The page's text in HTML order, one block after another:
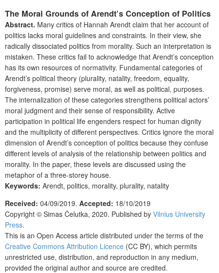
The Moral Grounds of Arendt’s Conception of Politics
Abstract. Many critics of Hannah Arendt claim that her account of
politics lacks moral guidelines and constraints. In their view, she
radically dissociated politics from morality. Such an interpretation is
mistaken. These critics fail to acknowledge that Arendt’s conception
has its own resources of normativity. Fundamental categories of
Arendt’s political theory (plurality, natality, freedom, equality,
forgiveness, promise) serve moral, as well as political, purposes.
The internalization of these categories strengthens political actors’
moral judgment and their sense of responsibility. Active
participation in political life engenders respect for human dignity
and the multiplicity of different perspectives. Critics ignore the moral
dimension of Arendt’s conception of politics because they confuse
different levels of analysis of the relationship between politics and
morality. In the paper, these levels are discussed using the
metaphor of a three-storey house.
Keywords: Arendt, politics, morality, plurality, natality
Received: 04/09/2019. Accepted: 18/10/2019
Copyright © Simas Čelutka, 2020. Published by Vilnius University
Press.
This is an Open Access article distributed under the terms of the
Creative Commons Attribution Licence (CC BY), which permits
unrestricted use, distribution, and reproduction in any medium,
provided the original author and source are credited.